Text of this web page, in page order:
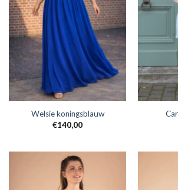
Welsie koningsblauw
€140,00